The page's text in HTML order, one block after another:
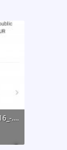
Screenshot_20250811-221216_-.jpg